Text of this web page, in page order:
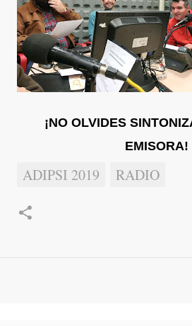
¡NO OLVIDES
EMISORA!
ADIPSI 2019 RADIO